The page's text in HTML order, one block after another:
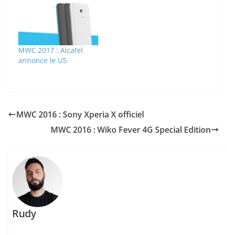
MWC 2017 : Alcatel
annonce le U5
MWC 2016 : Sony Xperia X officiel
MWC 2016 : Wiko Fever 4G Special Edition
Rudy